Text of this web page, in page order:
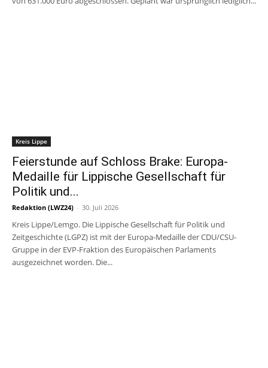
Kreis Lippe
Feierstunde auf Schloss Brake: Europa-
Medaille für Lippische Gesellschaft für
Politik und...
Redaktion (LWZ24) - 30. Juli 2026
Kreis Lippe/Lemgo. Die Lippische Gesellschaft für Politik und
Zeitgeschichte (LGPZ) ist mit der Europa-Medaille der CDU/CSU-
Gruppe in der EVP-Fraktion des Europäischen Parlaments
ausgezeichnet worden. Die...